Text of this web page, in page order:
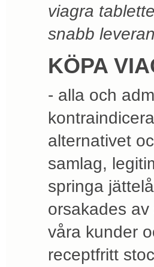
viagra
snabb
KÖPA
- alla och
alternativet
samlag,
springa
orsakades
våra kunder
receptfritt